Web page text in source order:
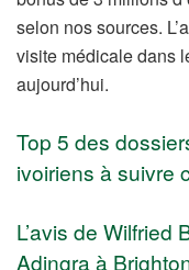
selon nos sources.
visite médicale dans
aujourd’hui.
Top 5 des
ivoiriens à suivre
L’avis de Wilfried
Adingra à